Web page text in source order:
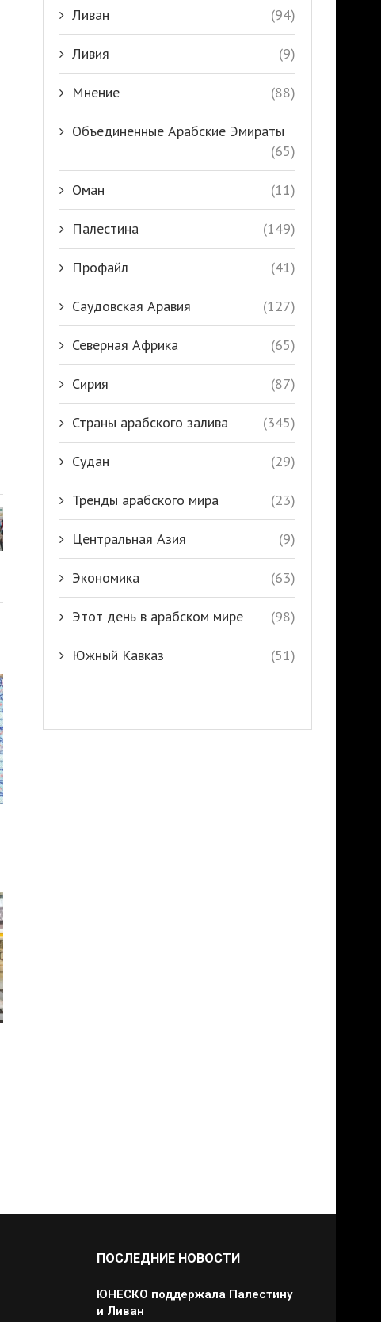
Ливан (94)
Ливия (9)
Мнение (88)
Объединенные Арабские Эмираты
(65)
Оман (11)
Палестина (149)
Профайл (41)
Саудовская Аравия (127)
Северная Африка (65)
Сирия (87)
Страны арабского залива (345)
Судан (29)
Тренды арабского мира (23)
Центральная Азия (9)
Экономика (63)
Этот день в арабском мире (98)
Южный Кавказ (51)
ПОСЛЕДНИЕ НОВОСТИ
ЮНЕСКО поддержала Палестину
и Ливан